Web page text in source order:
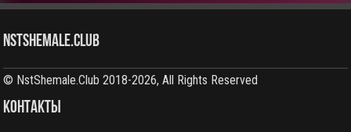
NstShemale.Club
© NstShemale.Club 2018-2026, All Rights Reserved
КОНТАКТЫ